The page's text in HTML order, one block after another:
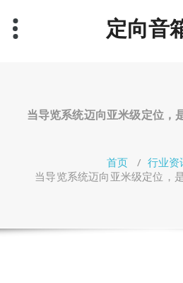
定向音
当导览系统迈向亚米级定位，
首页 / 行业资
当导览系统迈向亚米级定位，